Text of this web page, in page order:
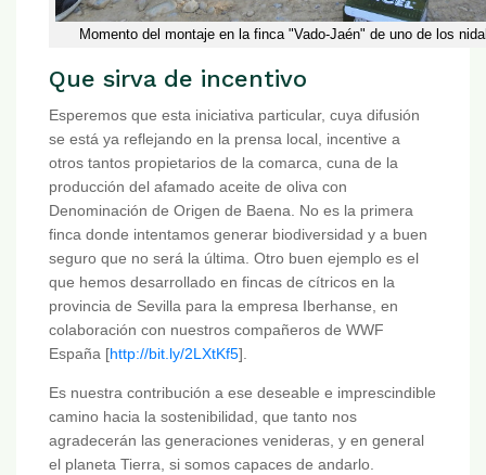
Momento del montaje en la finca "Vado-Jaén" de uno de los
Que sirva de incentivo
Esperemos que esta iniciativa particular, cuya difusión
se está ya reflejando en la prensa local, incentive a
otros tantos propietarios de la comarca, cuna de la
producción del afamado aceite de oliva con
Denominación de Origen de Baena. No es la primera
finca donde intentamos generar biodiversidad y a buen
seguro que no será la última. Otro buen ejemplo es el
que hemos desarrollado en fincas de cítricos en la
provincia de Sevilla para la empresa Iberhanse, en
colaboración con nuestros compañeros de WWF
España [http://bit.ly/2LXtKf5].
Es nuestra contribución a ese deseable e imprescindible
camino hacia la sostenibilidad, que tanto nos
agradecerán las generaciones venideras, y en general
el planeta Tierra, si somos capaces de andarlo.